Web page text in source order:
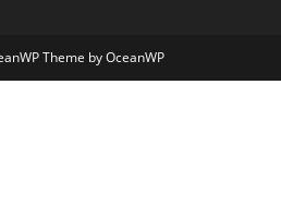
Theme by OceanWP